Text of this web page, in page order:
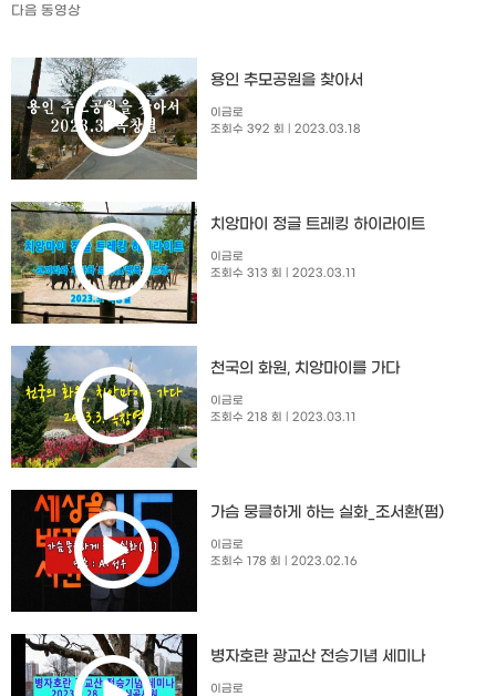
다음 동영상
용인 추모공원을 찾아서
이금로
조회수 392 회
| 2023.03.18
치앙마이 정글 트레킹 하이라이트
이금로
조회수 313 회
| 2023.03.11
천국의 화원, 치앙마이를 가다
이금로
조회수 218 회
| 2023.03.11
가슴 뭉클하게 하는 실화_조서환(펌)
이금로
조회수 178 회
| 2023.02.16
병자호란 광교산 전승기념 세미나
이금로